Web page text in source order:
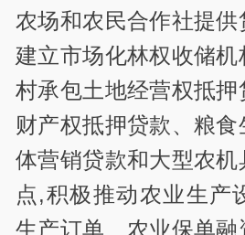
农场和农民合作社提
建立市场化林权收储
村承包土地经营权抵
财产权抵押贷款、粮
体营销贷款和大型农
点,积极推动农业生产
生产订单、农业保单